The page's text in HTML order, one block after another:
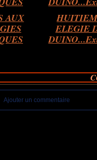
AUX
ELEGIE
Ajouter un commentaire